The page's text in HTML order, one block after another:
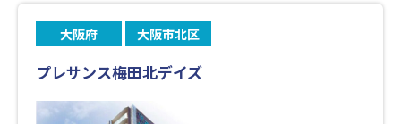
大阪府 大阪市北区
プレサンス梅田北デイズ